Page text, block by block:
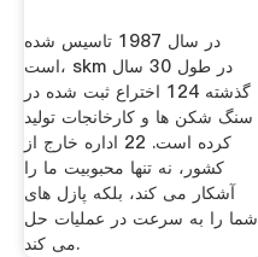
در سال 1987 تاسیس شده
است، skm در طول 30 سال
گذشته 124 اختراع ثبت شده در
سنگ شکن ها و کارخانجات تولید
کرده است. 22 اداره خارج از
کشور، نه تنها محبوبیت ما را
آشکار می کند، بلکه پازل های
شما را به سرعت در عملیات حل
می کند.